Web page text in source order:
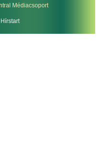
Médiacsoport
Hírstart